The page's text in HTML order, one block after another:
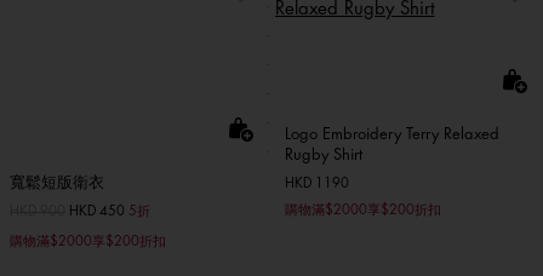
寬鬆短版衛衣
價格扣減從至HKD 450 5折
購物滿$2000享$200折扣
Logo Embroidery Terry Relaxed
Rugby Shirt
HKD 1190
購物滿$2000享$200折扣